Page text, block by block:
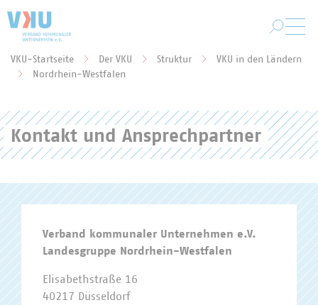
Sie befinden sich hier:
VKU-Startseite Der VKU Struktur
VKU in den Ländern
Nordrhein-Westfalen
Kontakt und Ansprechpartner
Verband kommunaler Unternehmen e.V.
Landesgruppe Nordrhein-Westfalen
Elisabethstraße 16
40217 Düsseldorf